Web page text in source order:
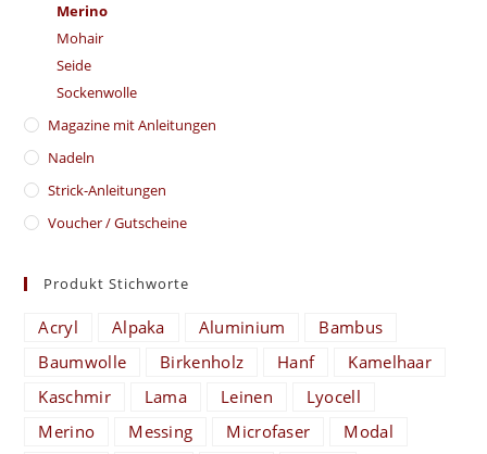
Merino
Mohair
Seide
Sockenwolle
Magazine mit Anleitungen
Nadeln
Strick-Anleitungen
Voucher / Gutscheine
Produkt Stichworte
Acryl Alpaka Aluminium
Bambus
Baumwolle
Birkenholz Hanf
Kamelhaar
Kaschmir
Lama Leinen
Lyocell
Merino
Messing Microfaser
Modal